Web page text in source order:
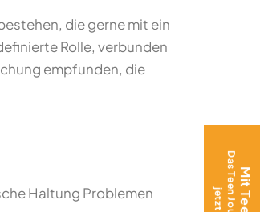
die gerne mit ein
Rolle, verbunden
empfunden, die
Haltung Problemen